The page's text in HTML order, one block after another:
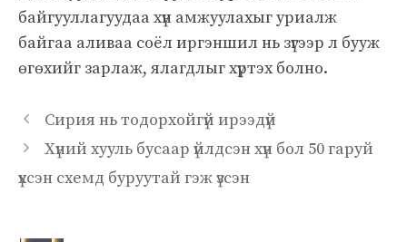
байгууллагуудаа хүн амжуулахыг уриалж
байгаа аливаа соёл иргэншил нь зүгээр л бууж
өгөхийг зарлаж, ялагдлыг хүртэх болно.
Сирия нь тодорхойгүй ирээдүй
Хүний хууль бусаар үйлдсэн хүн бол 50 гаруй
үхсэн схемд буруутай гэж үзсэн